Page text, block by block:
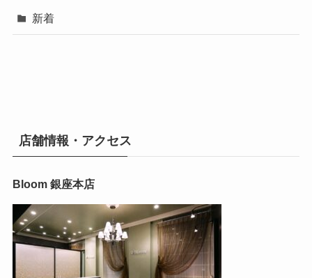
新着
店舗情報・アクセス
Bloom 銀座本店